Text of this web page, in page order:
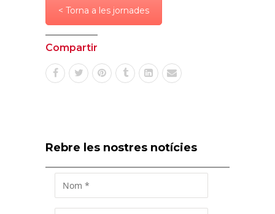
< Torna a les jornades
Compartir
Rebre les nostres notícies